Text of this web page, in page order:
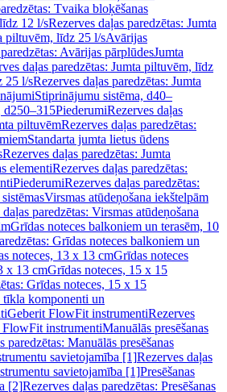
Tvaika bloķēšanas
12 l/sRezerves daļas paredzētas: Jumta
piltuvēm, līdz 25 l/sAvārijas
Avārijas pārplūdesJumta
daļas paredzētas: Jumta piltuvēm, līdz
25 l/sRezerves daļas paredzētas: Jumta
Stiprinājumu sistēma, d40–
d250–315PiederumiRezerves daļas
piltuvēmRezerves daļas paredzētas:
Standarta jumta lietus ūdens
Rezerves daļas paredzētas: Jumta
elementiRezerves daļas paredzētas:
PiederumiRezerves daļas paredzētas:
Virsmas atūdeņošana iekštelpām
paredzētas: Virsmas atūdeņošana
Grīdas noteces balkoniem un terasēm, 10
Grīdas noteces balkoniem un
noteces, 13 x 13 cmGrīdas noteces
x 13 cmGrīdas noteces, 15 x 15
Grīdas noteces, 15 x 15
tīkla komponenti un
Geberit FlowFit instrumentiRezerves
FlowFit instrumentiManuālās presēšanas
paredzētas: Manuālās presēšanas
savietojamība [1]Rezerves daļas
savietojamība [1]Presēšanas
[2]Rezerves daļas paredzētas: Presēšanas